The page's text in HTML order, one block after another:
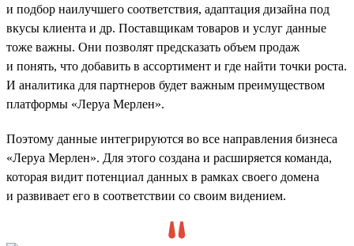
и подбор наилучшего соответствия, адаптация дизайна под
вкусы клиента и др. Поставщикам товаров и услуг данные
тоже важны. Они позволят предсказать объем продаж
и понять, что добавить в ассортимент и где найти точки роста.
И аналитика для партнеров будет важным преимуществом
платформы «Леруа Мерлен».
Поэтому данные интегрируются во все направления бизнеса
«Леруа Мерлен». Для этого создана и расширяется команда,
которая видит потенциал данных в рамках своего домена
и развивает его в соответствии со своим видением.